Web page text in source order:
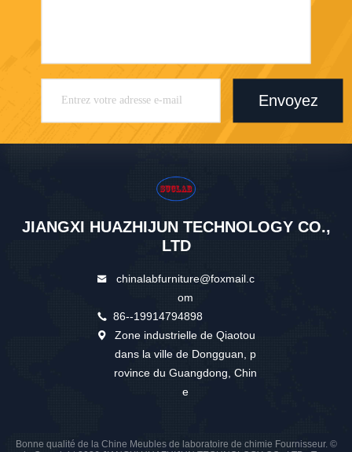
Envoyez
JIANGXI HUAZHIJUN TECHNOLOGY CO.,
LTD
chinalabfurniture@foxmail.c
om
86--19914794898
Zone industrielle de Qiaotou
dans la ville de Dongguan, p
rovince du Guangdong, Chin
e
Bonne qualité de la Chine Meubles de laboratoire de chimie Fournisseur. ©